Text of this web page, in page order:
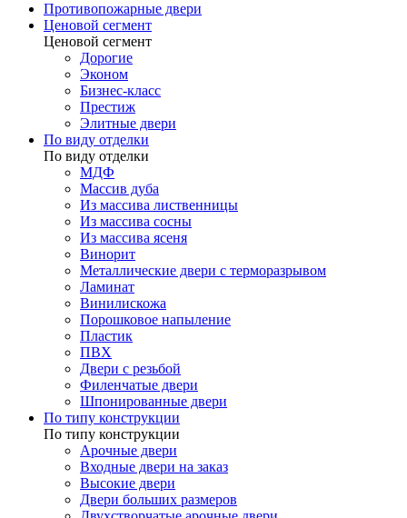
Противопожарные двери
Ценовой сегмент
Ценовой сегмент
Дорогие
Эконом
Бизнес-класс
Престиж
Элитные двери
По виду отделки
По виду отделки
МДФ
Массив дуба
Из массива лиственницы
Из массива сосны
Из массива ясеня
Винорит
Металлические двери с терморазрывом
Ламинат
Винилискожа
Порошковое напыление
Пластик
ПВХ
Двери с резьбой
Филенчатые двери
Шпонированные двери
По типу конструкции
По типу конструкции
Арочные двери
Входные двери на заказ
Высокие двери
Двери больших размеров